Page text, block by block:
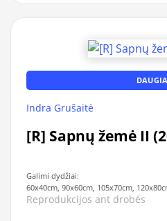
Indra Grušaitė
[R] Sapnų žemė II
Galimi dydžiai:
60x40cm, 90x60cm, 105x70cm,
Reprodukcijos ant drobės